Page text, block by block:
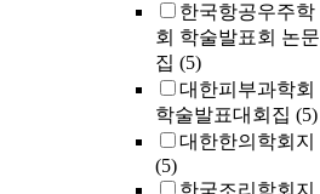
한국항공우주학
회 학술발표회 논문
집 (5)
대한피부과학회
학술발표대회집 (5)
대한한의학회지
(5)